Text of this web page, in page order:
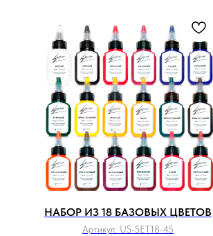
НАБОР ИЗ 18 БАЗОВЫХ ЦВЕТОВ
Артикул: US-SET18-45